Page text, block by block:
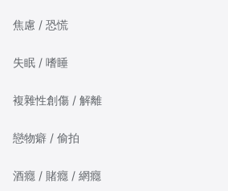
焦慮 / 恐慌
失眠 / 嗜睡
複雜性創傷 / 解離
戀物癖 / 偷拍
酒癮 / 賭癮 / 網癮